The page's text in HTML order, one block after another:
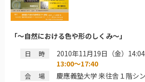
「～自然における色や形のしくみ～」
日時
2010年11月19日（金）14:04
13:00～17:40
会場 慶應義塾大学 来往舎１階シ